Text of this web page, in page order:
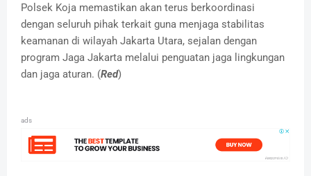
Polsek Koja memastikan akan terus berkoordinasi
dengan seluruh pihak terkait guna menjaga stabilitas
keamanan di wilayah Jakarta Utara, sejalan dengan
program Jaga Jakarta melalui penguatan jaga lingkungan
dan jaga aturan. (Red)
ads